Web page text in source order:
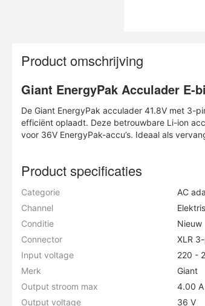
Product omschrijving
Giant EnergyPak Acculader E-
De Giant EnergyPak acculader 41.8V met 3-
efficiënt oplaadt. Deze betrouwbare Li-ion
voor 36V EnergyPak-accu’s. Ideaal als
Product specificaties
Categorie
AC
Channel
Conditie
Nieuw
Connector
XLR
Input voltage
220 -
Merk
Giant
Output stroom max
4.00 A
Output voltage
36 V